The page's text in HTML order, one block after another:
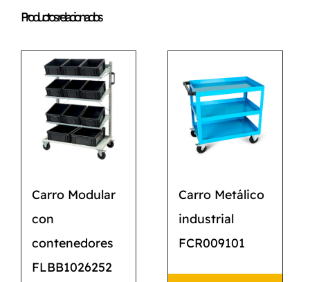
Productos relacionados
Carro Modular
con
contenedores
FLBB1026252
Carro Metálico
industrial
FCR009101